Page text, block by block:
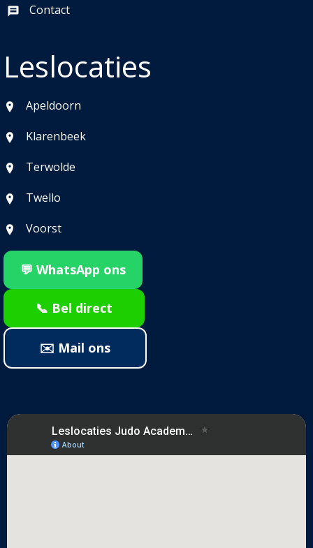
Contact
Leslocaties
Apeldoorn
Klarenbeek
Terwolde
Twello
Voorst
💬 WhatsApp ons
📞 Bel direct
✉️ Mail ons